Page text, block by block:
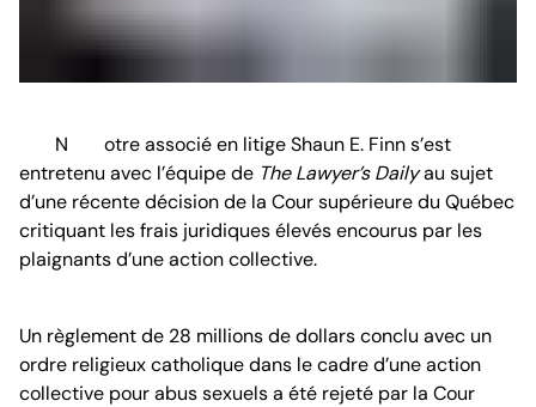
Notre associé en litige Shaun E. Finn s’est
entretenu avec l’équipe de The Lawyer’s Dailyau sujet
d’une récente décision de la Cour supérieure du Québec
critiquant les frais juridiques élevés encourus par les
plaignants d’une action collective.
Un règlement de 28 millions de dollars conclu avec un
ordre religieux catholique dans le cadre d’une action
collective pour abus sexuels a été rejeté par la Cour